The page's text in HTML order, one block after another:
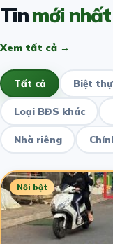
Tinmới nhất
Xem tất cả →
Tất cả Biệt thự
Loại BĐS khác
Nhà riêng
Nổi bật